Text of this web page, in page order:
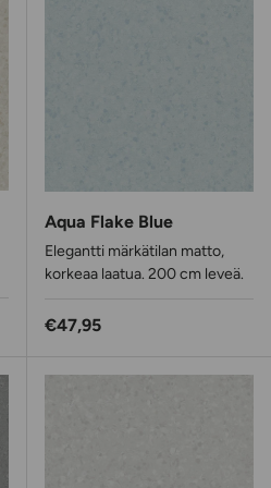
Aqua Flake Blue
Elegantti märkätilan matto,
korkeaa laatua. 200 cm leveä.
Normaalihinta
€47,95